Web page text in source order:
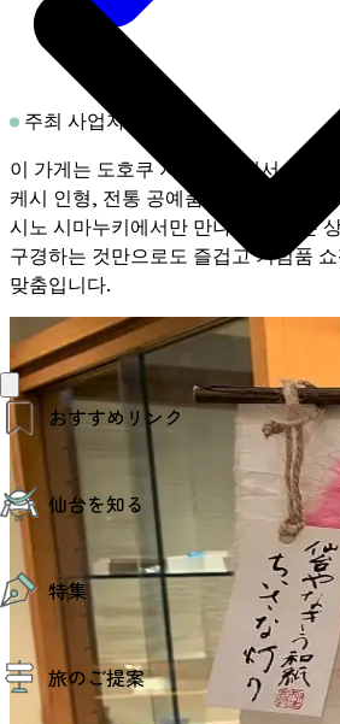
おすすめリンク
仙台夜時間
モデルコース
エリアガイド
お知らせ
お得なチケット
仙台を知る
仙台の魅力
エリアガイド
復興に向けて
仙台観光PR動画ライブラリー
仙台から行く東北周遊旅
伝統的工芸品
特集
特集
夜時間トピックス
旅のご提案
주최 사업자 코멘트
이 가게는 도호쿠 지방 전역에서 생산
케시 인형, 전통 공예품, 잡화 등을 판
시노 시마누키에서만 만나볼 수 있는
구경하는 것만으로도 즐겁고 기념품
맞춤입니다.